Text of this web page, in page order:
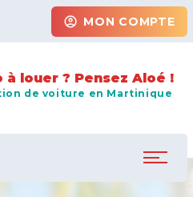
account_circle MON COMPTE
à louer ? Pensez Aloé !
de voiture en Martinique